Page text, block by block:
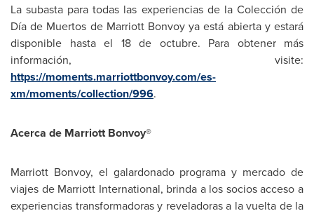
La subasta para todas las experiencias de la Colección de
Día de Muertos de Marriott Bonvoy ya está abierta y estará
disponible hasta el 18 de octubre. Para obtener más
información, visite:
https://moments.marriottbonvoy.com/es-
xm/moments/collection/996.
Acerca de Marriott Bonvoy®
Marriott Bonvoy, el galardonado programa y mercado de
viajes de Marriott International, brinda a los socios acceso a
experiencias transformadoras y reveladoras a la vuelta de la